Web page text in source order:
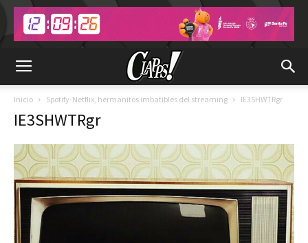
Inicio Spotify-Netflix, hermanitos imbatibles del streaming IE3SHWTRgr
IE3SHWTRgr